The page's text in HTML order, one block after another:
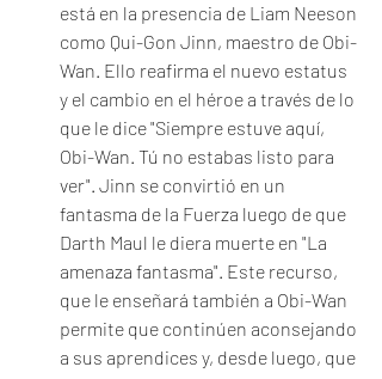
está en la presencia de Liam Neeson
como Qui-Gon Jinn, maestro de Obi-
Wan. Ello reafirma el nuevo estatus
y el cambio en el héroe a través de lo
que le dice "Siempre estuve aquí,
Obi-Wan. Tú no estabas listo para
ver". Jinn se convirtió en un
fantasma de la Fuerza luego de que
Darth Maul le diera muerte en "La
amenaza fantasma". Este recurso,
que le enseñará también a Obi-Wan
permite que continúen aconsejando
a sus aprendices y, desde luego, que